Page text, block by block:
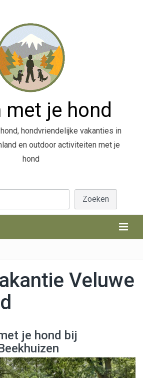
met je hond
hondvriendelijke vakanties in
en outdoor activiteiten met je
hond
Zoeken
Veluwe
je hond bij